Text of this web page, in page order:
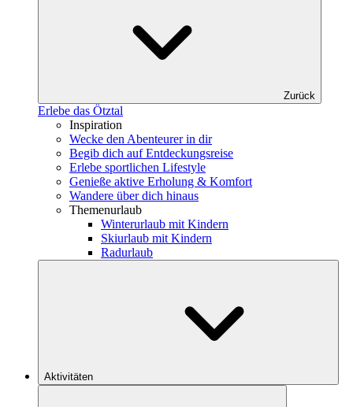
Zurück
Erlebe das Ötztal
Inspiration
Wecke den Abenteurer in dir
Begib dich auf Entdeckungsreise
Erlebe sportlichen Lifestyle
Genieße aktive Erholung & Komfort
Wandere über dich hinaus
Themenurlaub
Winterurlaub mit Kindern
Skiurlaub mit Kindern
Radurlaub
Aktivitäten